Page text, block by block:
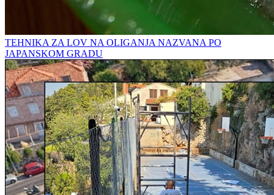
TEHNIKA ZA LOV NA OLIGANJA NAZVANA PO
JAPANSKOM GRADU